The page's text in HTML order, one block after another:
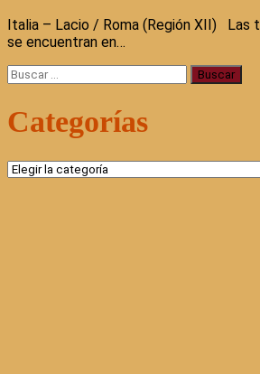
Italia – Lacio / Roma (Región XII) Las
se encuentran en…
Buscar:
Categorías
Categorías